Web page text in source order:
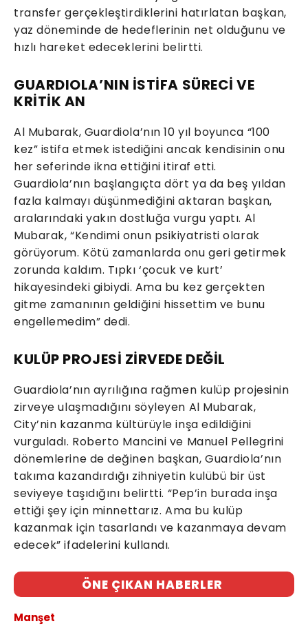
transfer gerçekleştirdiklerini hatırlatan başkan,
yaz döneminde de hedeflerinin net olduğunu ve
hızlı hareket edeceklerini belirtti.
GUARDIOLA’NIN İSTİFA SÜRECİ VE
KRİTİK AN
Al Mubarak, Guardiola’nın 10 yıl boyunca “100
kez” istifa etmek istediğini ancak kendisinin onu
her seferinde ikna ettiğini itiraf etti.
Guardiola’nın başlangıçta dört ya da beş yıldan
fazla kalmayı düşünmediğini aktaran başkan,
aralarındaki yakın dostluğa vurgu yaptı. Al
Mubarak, “Kendimi onun psikiyatristi olarak
görüyorum. Kötü zamanlarda onu geri getirmek
zorunda kaldım. Tıpkı ‘çocuk ve kurt’
hikayesindeki gibiydi. Ama bu kez gerçekten
gitme zamanının geldiğini hissettim ve bunu
engellemedim” dedi.
KULÜP PROJESİ ZİRVEDE DEĞİL
Guardiola’nın ayrılığına rağmen kulüp projesinin
zirveye ulaşmadığını söyleyen Al Mubarak,
City’nin kazanma kültürüyle inşa edildiğini
vurguladı. Roberto Mancini ve Manuel Pellegrini
dönemlerine de değinen başkan, Guardiola’nın
takıma kazandırdığı zihniyetin kulübü bir üst
seviyeye taşıdığını belirtti. “Pep’in burada inşa
ettiği şey için minnettarız. Ama bu kulüp
kazanmak için tasarlandı ve kazanmaya devam
edecek” ifadelerini kullandı.
ÖNE ÇIKAN HABERLER
Manşet